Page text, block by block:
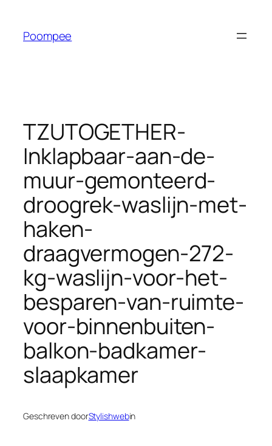
Poompee
TZUTOGETHER-
Inklapbaar-aan-de-
muur-gemonteerd-
droogrek-waslijn-met-
haken-
draagvermogen-272-
kg-waslijn-voor-het-
besparen-van-ruimte-
voor-binnenbuiten-
balkon-badkamer-
slaapkamer
Geschreven doorStylishwebin